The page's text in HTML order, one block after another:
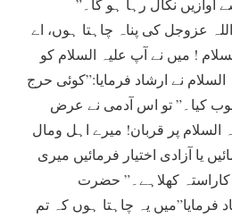
آوازيں نکال رہا ہو گا۔”
عزوجل کی پناہ چاہتا ہوں، اے
! ميں نے آپ علیہ السلام کو
نے ارشاد فرمايا:”کوئی حرج
خوب کيا۔” تو اس آدمی نے عرض
پر قربان! ميرے اہل ومال
يا آزادی اختيار فرمائيں میری
کھلاہے۔” حضرت
فرمايا”ميں يہ چاہتا ہوں کہ تم